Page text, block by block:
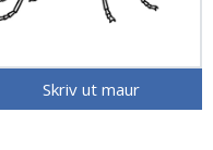
Skriv ut maur